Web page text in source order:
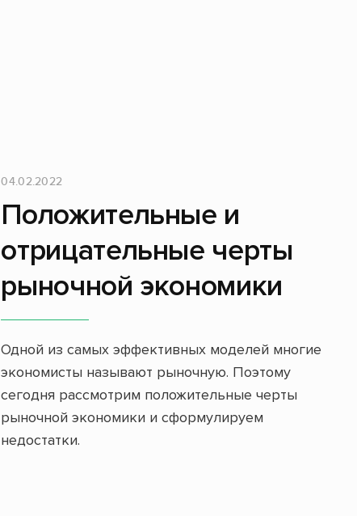
04.02.2022
Положительные и
отрицательные черты
рыночной экономики
Одной из самых эффективных моделей многие
экономисты называют рыночную. Поэтому
сегодня рассмотрим положительные черты
рыночной экономики и сформулируем
недостатки.